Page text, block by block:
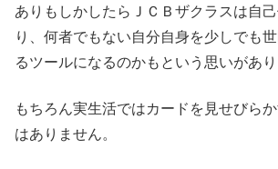
ありもしかしたらＪＣＢザクラスは自
り、何者でもない自分自身を少しでも
るツールになるのかもという思いがあり
もちろん実生活ではカードを見せびら
はありません。